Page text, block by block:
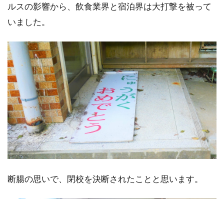
ルスの影響から、飲食業界と宿泊界は大打撃を被って
いました。
断腸の思いで、閉校を決断されたことと思います。